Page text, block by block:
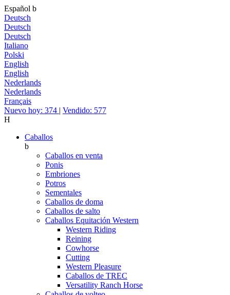
Español b
Deutsch
Deutsch
Deutsch
Italiano
Polski
English
English
Nederlands
Nederlands
Français
Nuevo hoy: 374 | Vendido: 577
H
Caballos
b
Caballos en venta
Ponis
Embriones
Potros
Sementales
Caballos de doma
Caballos de salto
Caballos Equitación Western
Western Riding
Reining
Cowhorse
Cutting
Western Pleasure
Caballos de TREC
Versatility Ranch Horse